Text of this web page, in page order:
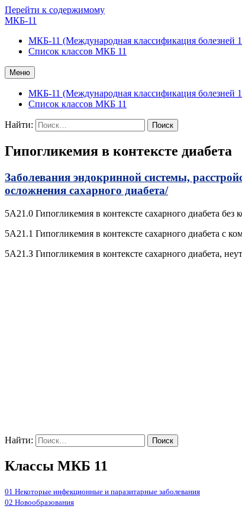
Перейти к содержимому
МКБ-11
МКБ-11 (Международная классификация болезней
Список классов МКБ 11
Меню
МКБ-11 (Международная классификация болезней
Список классов МКБ 11
Найти:
Гипогликемия в контексте диабета
Заболевания эндокринной системы,
осложнения сахарного диабета/
5A21.0 Гипогликемия в контексте сахарного диабета без
5A21.1 Гипогликемия в контексте сахарного диабета с
5A21.З Гипогликемия в контексте сахарного диабета,
Найти:
Классы МКБ 11
01 Некоторые инфекционные и паразитарные заболевания
02 Новообразования